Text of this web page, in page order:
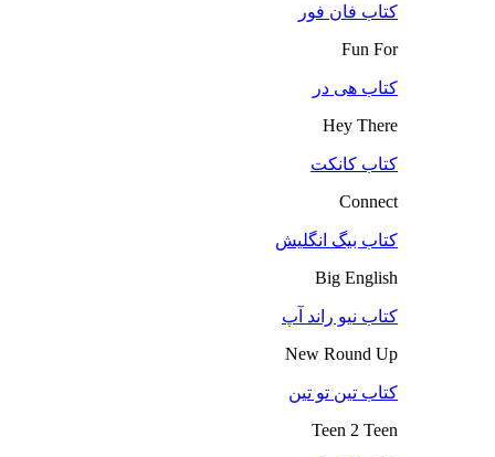
کتاب فان فور
Fun For
کتاب هی در
Hey There
کتاب کانکت
Connect
کتاب بیگ انگلیش
Big English
کتاب نیو راند آپ
New Round Up
کتاب تین تو تین
Teen 2 Teen